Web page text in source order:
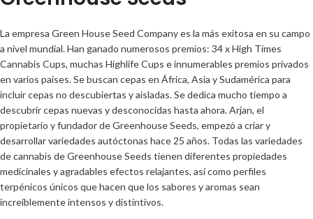
La empresa Green House Seed Company es la más exitosa en su campo
a nivel mundial. Han ganado numerosos premios: 34 x High Times
Cannabis Cups, muchas Highlife Cups e innumerables premios privados
en varios países. Se buscan cepas en África, Asia y Sudamérica para
incluir cepas no descubiertas y aisladas. Se dedica mucho tiempo a
descubrir cepas nuevas y desconocidas hasta ahora. Arjan, el
propietario y fundador de Greenhouse Seeds, empezó a criar y
desarrollar variedades autóctonas hace 25 años. Todas las variedades
de cannabis de Greenhouse Seeds tienen diferentes propiedades
medicinales y agradables efectos relajantes, así como perfiles
terpénicos únicos que hacen que los sabores y aromas sean
increíblemente intensos y distintivos.